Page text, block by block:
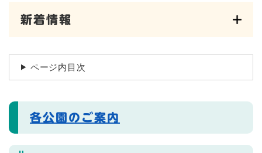
新着情報
ページ内目次
各公園のご案内